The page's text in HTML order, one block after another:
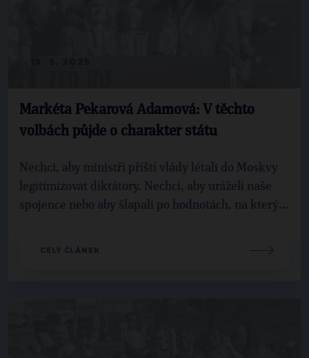
Markéta Pekarová Adamová: V těchto
volbách půjde o charakter státu
Nechci, aby ministři příští vlády létali do Moskvy
legitimizovat diktátory. Nechci, aby uráželi naše
spojence nebo aby šlapali po hodnotách, na který...
CELÝ ČLÁNEK